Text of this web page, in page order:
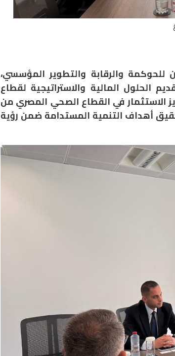
والرقابة والتطوير المؤسسي،
المالية والاستراتيجية لقطاع
الاستثمار في القطاع الصحي المصري من
أهداف التنمية المستدامة ضمن رؤية